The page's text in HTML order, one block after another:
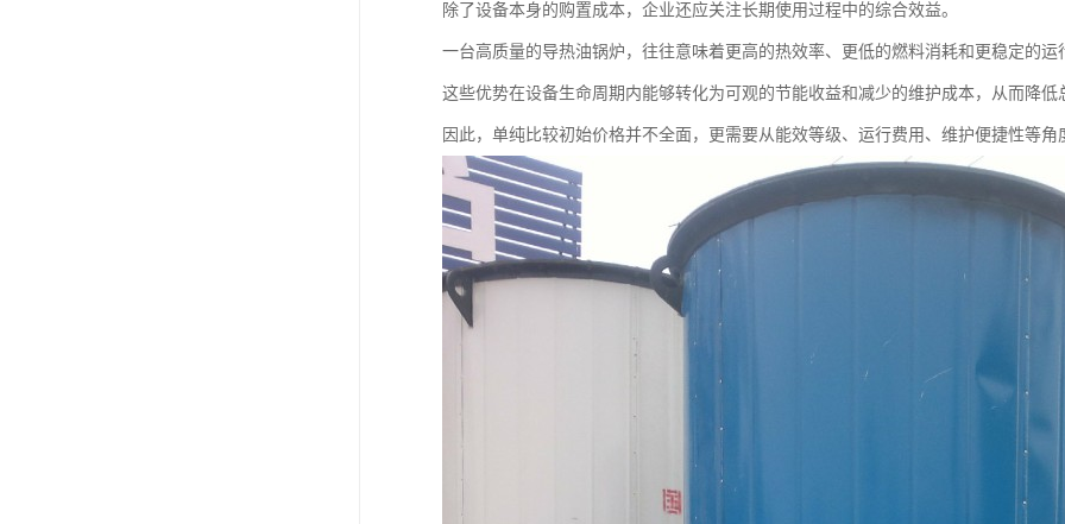
除了设备本身的购置成本，企业还应关注长期使用过程中的综合效益。
一台高质量的导热油锅炉，往往意味着更高的热效率、更低的燃料消耗和更稳定的运
这些优势在设备生命周期内能够转化为可观的节能收益和减少的维护成本，从而降低
因此，单纯比较初始价格并不全面，更需要从能效等级、运行费用、维护便捷性等角